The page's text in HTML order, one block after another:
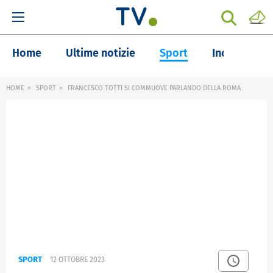
Home Ultime notizie Sport Inchieste
HOME SPORT FRANCESCO TOTTI SI COMMUOVE PARLANDO DELLA ROMA
SPORT 12 OTTOBRE 2023